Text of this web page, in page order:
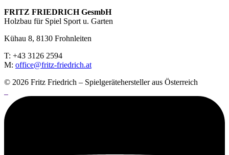
FRITZ FRIED­RICH GesmbH
Holzbau für Spiel Sport u. Garten
Kühau 8, 8130 Frohn­leiten
T: +43 3126 2594
M: office@fritz-fried­rich.at
© 2026 Fritz Friedrich – Spielgerätehersteller aus Österreich